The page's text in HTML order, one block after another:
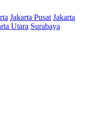
Jakarta Pusat Jakarta
Utara Surabaya